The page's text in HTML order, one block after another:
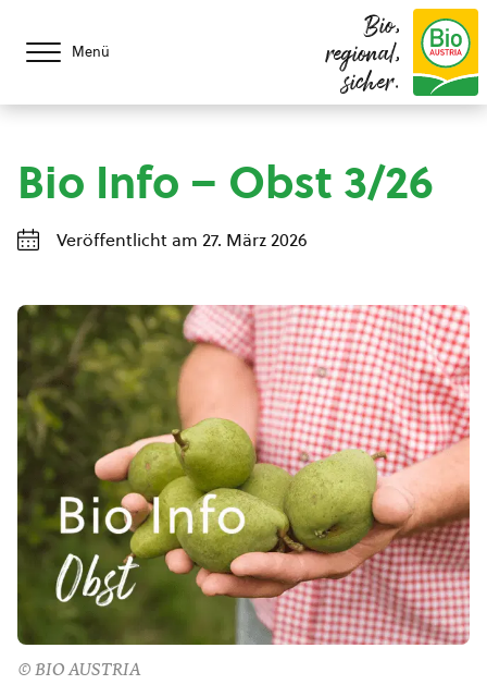
Menü
Bio,
regional,
sicher.
Bio Info – Obst 3/26
Veröffentlicht am 27. März 2026
© BIO AUSTRIA